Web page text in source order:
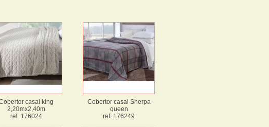
casal king
2,20mx2,40m
ref. 176024
Cobertor casal Sherpa
queen
ref. 176249